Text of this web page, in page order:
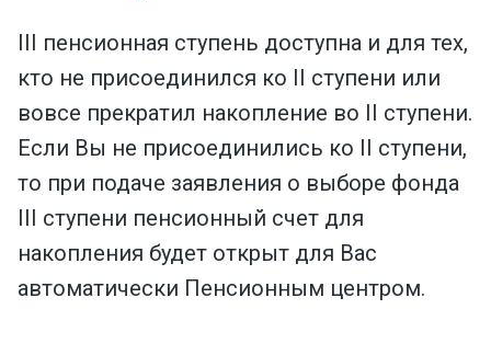
III пенсионная ступень доступна и для тех,
кто не присоединился ко II ступени или
вовсе прекратил накопление во II ступени.
Если Вы не присоединились ко II ступени,
то при подаче заявления о выборе фонда
III ступени пенсионный счет для
накопления будет открыт для Вас
автоматически Пенсионным центром.